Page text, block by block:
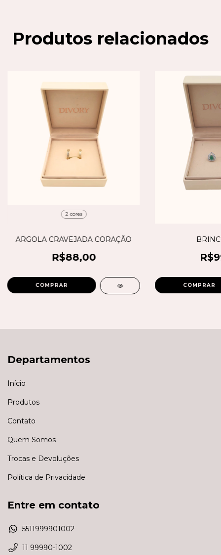
Produtos relacionados
2 cores
ARGOLA CRAVEJADA CORAÇÃO
R$88,00
COMPRAR COMPRAR
Departamentos
Início
Produtos
Contato
Quem Somos
Trocas e Devoluções
Política de Privacidade
Entre em contato
5511999901002
11 99990-1002